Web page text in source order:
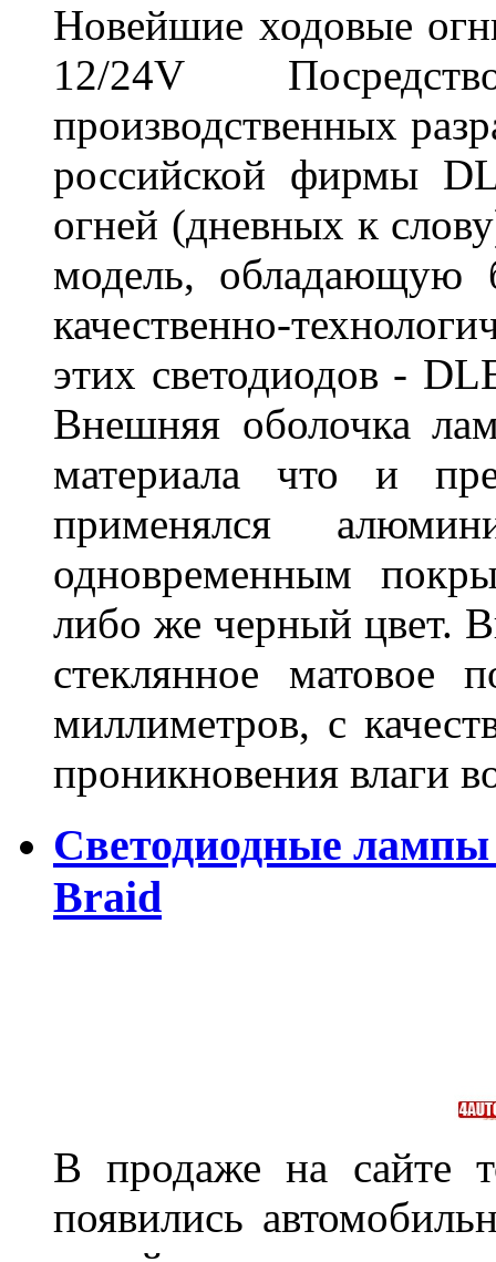
Новейшие ходовые
12/24V
производственных
российской фирмы
огней (дневных к
модель,
качественно-
этих светодиодов -
Внешняя оболочка
материала что и
применялся
одновременным
либо же черный цвет.
стеклянное матовое
миллиметров, с
проникновения влаги
Светодиодные лампы
Braid
В продаже на сайте
появились